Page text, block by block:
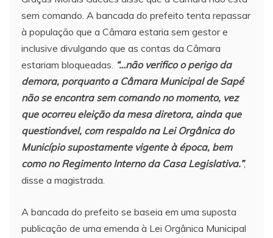
sem comando. A bancada do prefeito tenta repassar
à população que a Câmara estaria sem gestor e
inclusive divulgando que as contas da Câmara
estariam bloqueadas. “…não verifico o perigo da
demora, porquanto a Câmara Municipal de Sapé
não se encontra sem comando no momento, vez
que ocorreu eleição da mesa diretora, ainda que
questionável, com respaldo na Lei Orgânica do
Município supostamente vigente à época, bem
como no Regimento Interno da Casa Legislativa.”,
disse a magistrada.
A bancada do prefeito se baseia em uma suposta
publicação de uma emenda à Lei Orgânica Municipal